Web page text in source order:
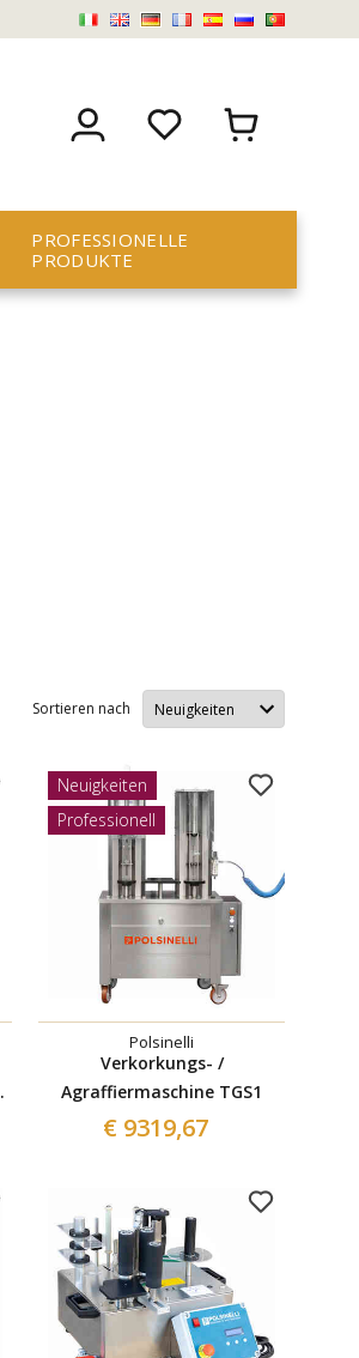
PROFESSIONELLE
PRODUKTE
Sortieren nach
Neuigkeiten
Professionell
Polsinelli
Verkorkungs- /
Agraffiermaschine TGS1
€ 9319,67